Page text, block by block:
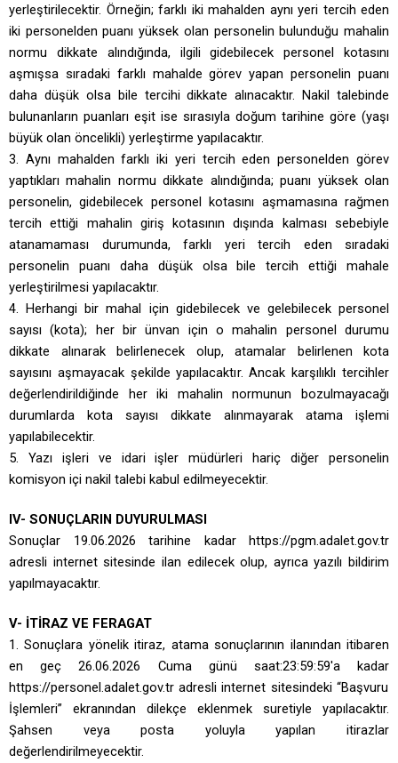
yerleştirilecektir. Örneğin; farklı iki mahalden aynı yeri tercih eden
iki personelden puanı yüksek olan personelin bulunduğu mahalin
normu dikkate alındığında, ilgili gidebilecek personel kotasını
aşmışsa sıradaki farklı mahalde görev yapan personelin puanı
daha düşük olsa bile tercihi dikkate alınacaktır. Nakil talebinde
bulunanların puanları eşit ise sırasıyla doğum tarihine göre (yaşı
büyük olan öncelikli) yerleştirme yapılacaktır.
3. Aynı mahalden farklı iki yeri tercih eden personelden görev
yaptıkları mahalin normu dikkate alındığında; puanı yüksek olan
personelin, gidebilecek personel kotasını aşmamasına rağmen
tercih ettiği mahalin giriş kotasının dışında kalması sebebiyle
atanamaması durumunda, farklı yeri tercih eden sıradaki
personelin puanı daha düşük olsa bile tercih ettiği mahale
yerleştirilmesi yapılacaktır.
4. Herhangi bir mahal için gidebilecek ve gelebilecek personel
sayısı (kota); her bir ünvan için o mahalin personel durumu
dikkate alınarak belirlenecek olup, atamalar belirlenen kota
sayısını aşmayacak şekilde yapılacaktır. Ancak karşılıklı tercihler
değerlendirildiğinde her iki mahalin normunun bozulmayacağı
durumlarda kota sayısı dikkate alınmayarak atama işlemi
yapılabilecektir.
5. Yazı işleri ve idari işler müdürleri hariç diğer personelin
komisyon içi nakil talebi kabul edilmeyecektir.
IV- SONUÇLARIN DUYURULMASI
Sonuçlar 19.06.2026 tarihine kadar https://pgm.adalet.gov.tr
adresli internet sitesinde ilan edilecek olup, ayrıca yazılı bildirim
yapılmayacaktır.
V- İTİRAZ VE FERAGAT
1.Sonuçlara yönelik itiraz, atama sonuçlarının ilanından itibaren
en geç26.06.2026 Cuma günü saat:23:59:59'a kadar
https://personel.adalet.gov.tr adresli internet sitesindeki “Başvuru
İşlemleri” ekranından dilekçe eklenmek suretiyle yapılacaktır.
Şahsen veya posta yoluyla yapılan itirazlar
değerlendirilmeyecektir.